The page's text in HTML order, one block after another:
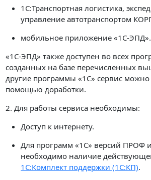
1С:Транспортная логистика,
управление автотранспортом
мобильное приложение «1С-ЭПД».
«1С-ЭПД» также доступен во всех
созданных на базе перечисленных
другие программы «1С» сервис можно
помощью доработки.
2. Для работы сервиса необходимы:
Доступ к интернету.
Для программ «1С» версий ПРОФ
необходимо наличие
1С:Комплект поддержки (1С:КП).